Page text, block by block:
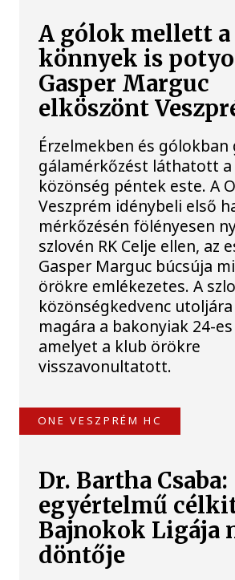
A gólok mellett a
könnyek is
Gasper Marguc
elköszönt
Érzelmekben és gólokban
gálamérkőzést láthatott a
közönség péntek este. A
Veszprém idénybeli első
mérkőzésén fölényesen
szlovén RK Celje ellen, az
Gasper Marguc búcsúja
örökre emlékezetes. A
közönségkedvenc
magára a bakonyiak 24-
amelyet a klub örökre
visszavonultatott.
ONE VESZPRÉM HC
Dr. Bartha Csaba:
egyértelmű
Bajnokok Ligája
döntője